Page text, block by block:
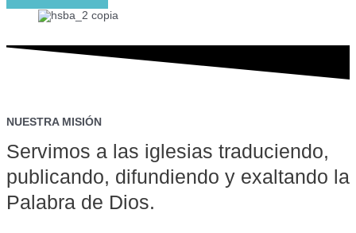
NUESTRA MISIÓN
Servimos a las iglesias traduciendo,
publicando, difundiendo y exaltando la
Palabra de Dios.